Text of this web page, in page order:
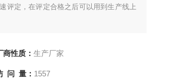
评定，在评定合格之后可以用到生产线上
商性质： 生产厂家
问 量： 1557